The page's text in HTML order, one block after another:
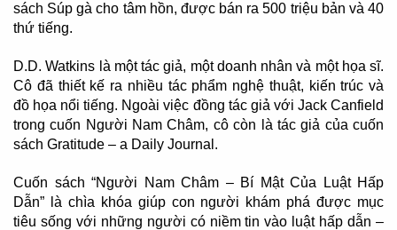
sách Súp gà cho tâm hồn, được bán ra 500 triệu bản và 40
thứ tiếng.
D.D. Watkins là một tác giả, một doanh nhân và một họa sĩ.
Cô đã thiết kế ra nhiều tác phẩm nghệ thuật, kiến trúc và
đồ họa nổi tiếng. Ngoài việc đồng tác giả với Jack Canfield
trong cuốn Người Nam Châm, cô còn là tác giả của cuốn
sách Gratitude – a Daily Journal.
Cuốn sách “Người Nam Châm – Bí Mật Của Luật Hấp
Dẫn” là chìa khóa giúp con người khám phá được mục
tiêu sống với những người có niềm tin vào luật hấp dẫn –